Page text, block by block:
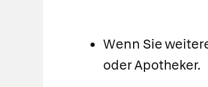
Wenn Sie
oder Apotheker.